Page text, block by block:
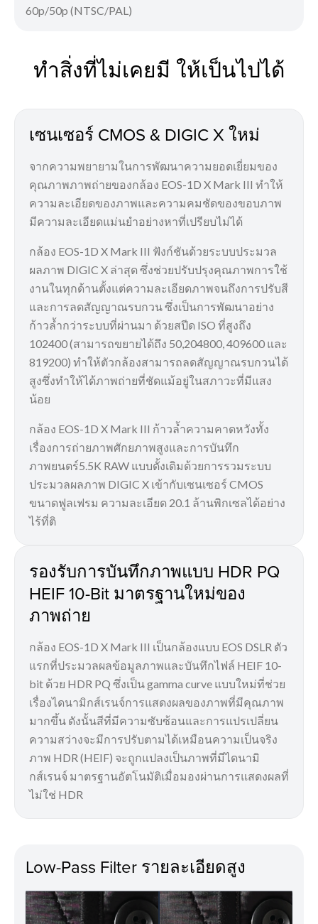
60p/50p (NTSC/PAL)
ทำสิ่งที่ไม่เคยมี ให้เป็นไปได้
เซนเซอร์ CMOS & DIGIC X ใหม่
จากความพยายามในการพัฒนาความยอดเยี่ยมของ
คุณภาพภาพถ่ายของกล้อง EOS-1D X Mark III ทำให้
ความละเอียดของภาพและความคมชัดของขอบภาพ
มีความละเอียดแม่นยำอย่างหาที่เปรียบไม่ได้
กล้อง EOS-1D X Mark III ฟังก์ชันด้วยระบบประมวล
ผลภาพ DIGIC X ล่าสุด ซึ่งช่วยปรับปรุงคุณภาพการใช้
งานในทุกด้านตั้งแต่ความละเอียดภาพจนถึงการปรับสี
และการลดสัญญาณรบกวน ซึ่งเป็นการพัฒนาอย่าง
ก้าวล้ำกว่าระบบที่ผ่านมา ด้วยสปีด ISO ที่สูงถึง
102400 (สามารถขยายได้ถึง 50,204800, 409600 และ
819200) ทำให้ตัวกล้องสามารถลดสัญญาณรบกวนได้
สูงซึ่งทำให้ได้ภาพถ่ายที่ชัดแม้อยู่ในสภาวะที่มีแสง
น้อย
กล้อง EOS-1D X Mark III ก้าวล้ำความคาดหวังทั้ง
เรื่องการถ่ายภาพศักยภาพสูงและการบันทึก
ภาพยนตร์5.5K RAW แบบดั้งเดิมด้วยการรวมระบบ
ประมวลผลภาพ DIGIC X เข้ากับเซนเซอร์ CMOS
ขนาดฟูลเฟรม ความละเอียด 20.1 ล้านพิกเซลได้อย่าง
ไร้ที่ติ
รองรับการบันทึกภาพแบบ HDR PQ
HEIF 10-Bit มาตรฐานใหม่ของ
ภาพถ่าย
กล้อง EOS-1D X Mark III เป็นกล้องแบบ EOS DSLR ตัว
แรกที่ประมวลผลข้อมูลภาพและบันทึกไฟล์ HEIF 10-
bit ด้วย HDR PQ ซึ่งเป็น gamma curve แบบใหม่ที่ช่วย
เรื่องไดนามิกส์เรนจ์การแสดงผลของภาพที่มีคุณภาพ
มากขึ้น ดังนั้นสีที่มีความซับซ้อนและการแปรเปลี่ยน
ความสว่างจะมีการปรับตามได้เหมือนความเป็นจริง
ภาพ HDR (HEIF) จะถูกแปลงเป็นภาพที่มีไดนามิ
กส์เรนจ์ มาตรฐานอัตโนมัติเมื่อมองผ่านการแสดงผลที่
ไม่ใช่ HDR
Low-Pass Filter รายละเอียดสูง